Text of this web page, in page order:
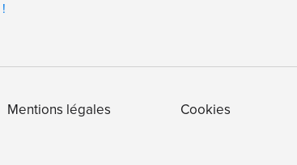
Mentions légales Cookies